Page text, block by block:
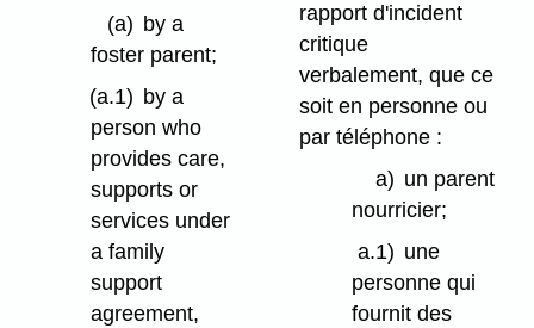
(a) by a
foster parent;
(a.1) by a
person who
provides care,
supports or
services under
a family
support
agreement,
rapport d'incident
critique
verbalement, que ce
soit en personne ou
par téléphone :
a) un parent
nourricier;
a.1) une
personne qui
fournit des